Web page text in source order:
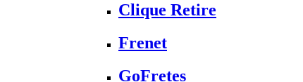
Clique Retire
Frenet
GoFretes